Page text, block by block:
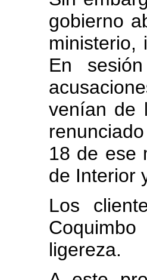
gobierno
ministerio,
En
venían de
18 de ese
de Interior
Los
ligereza.